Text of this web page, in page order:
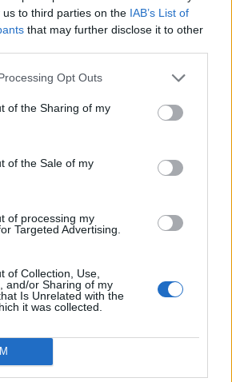
to third parties on the IAB’s List of
that may further disclose it to other
Opt Outs
of the Sharing of my
of the Sale of my
of processing my
Targeted Advertising.
of Collection, Use,
and/or Sharing of my
Is Unrelated with the
it was collected.